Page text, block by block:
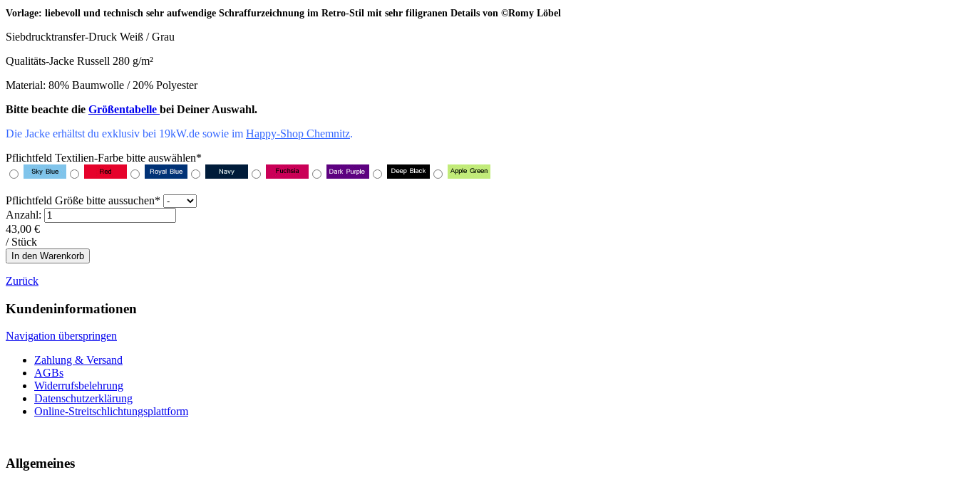
Vorlage: liebevoll und technisch sehr aufwendige Schraffurzeichnung im Retro-Stil mit sehr filigranen Details von ©Romy Löbel
Siebdrucktransfer-Druck Weiß / Grau
Qualitäts-Jacke Russell 280 g/m²
Material: 80% Baumwolle / 20% Polyester
Bitte beachte die Größentabelle bei Deiner Auswahl.
Die Jacke erhältst du exklusiv bei 19kW.de sowie im Happy-Shop Chemnitz.
Pflichtfeld Textilien-Farbe bitte auswählen*
Pflichtfeld Größe bitte aussuchen*
Anzahl:
43,00 €
/ Stück
Zurück
Kundeninformationen
Navigation überspringen
Zahlung & Versand
AGBs
Widerrufsbelehrung
Datenschutzerklärung
Online-Streitschlichtungsplattform
Allgemeines